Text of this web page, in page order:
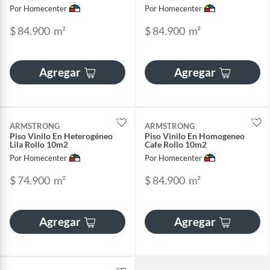
Por Homecenter
$ 84.900 m²
Agregar
Por Homecenter
$ 84.900 m²
Agregar
ARMSTRONG
Piso Vinilo En Heterogéneo
Lila Rollo 10m2
Por Homecenter
$ 74.900 m²
Agregar
ARMSTRONG
Piso Vinilo En Homogeneo
Cafe Rollo 10m2
Por Homecenter
$ 84.900 m²
Agregar